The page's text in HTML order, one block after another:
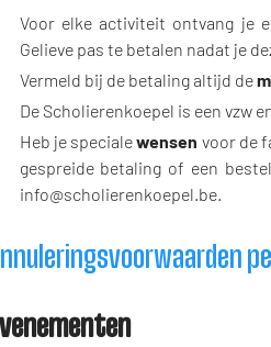
Voor elke activiteit ontvang je
Gelieve pas te betalen nadat je
Vermeld bij de betaling altijd de
De Scholierenkoepel is een vzw
Heb je specialewensen voor de
gespreide betaling of een
info@scholierenkoepel.be.